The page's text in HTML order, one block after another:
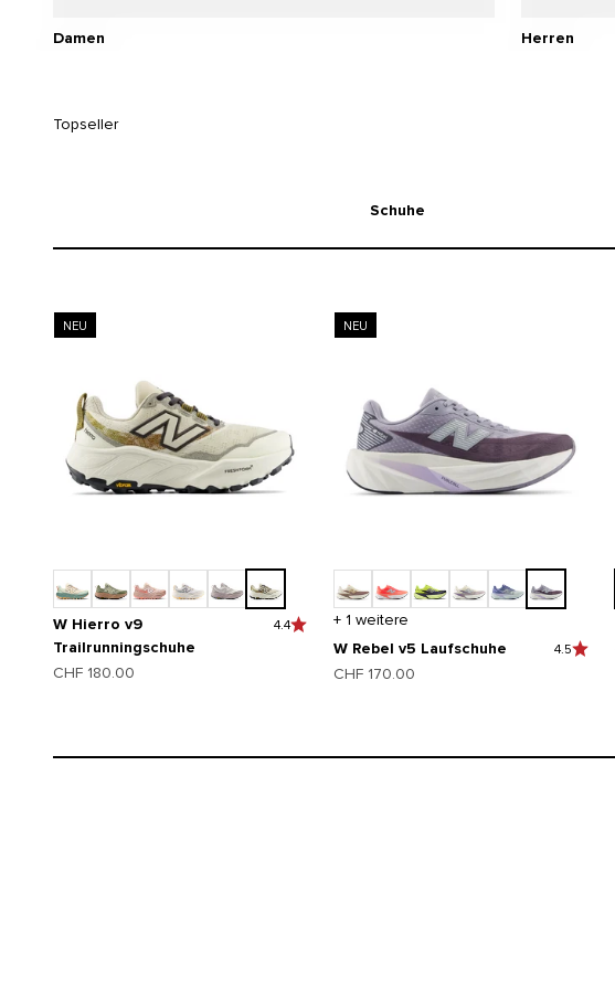
Damen Herren
Topseller
Schuhe
NEU
W Hierro v9
Trailrunningschuhe
4.4
Angebot
CHF 180.00
NEU
+ 1 weitere
W Rebel v5 Laufschuhe
4.5
Angebot
CHF 170.00